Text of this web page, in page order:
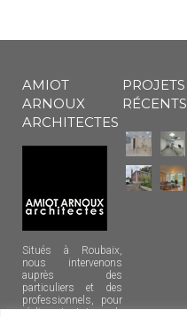
AMIOT
ARNOUX
ARCHITECTES
Situés à Roubaix,
nous intervenons
auprès des
particuliers et des
professionnels, pour
réaliser tout type de
PROJETS
RÉCENTS